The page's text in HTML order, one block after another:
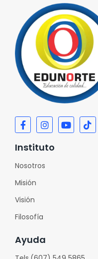
Instituto
Nosotros
Misión
Visión
Filosofía
Ayuda